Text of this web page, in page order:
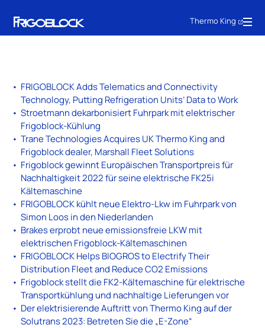
Thermo King
FRIGOBLOCK Adds Telematics and Connectivity
Technology, Putting Refrigeration Units’ Data to Work
Stroetmann dekarbonisiert Fuhrpark mit elektrischer
Frigoblock-Kühlung
Trane Technologies Acquires UK Thermo King and
Frigoblock dealer, Marshall Fleet Solutions
Frigoblock gewinnt Europäischen Transportpreis für
Nachhaltigkeit 2022 für seine elektrische FK25i
Kältemaschine
FRIGOBLOCK kühlt neue Elektro-Lkw im Fuhrpark von
Simon Loos in den Niederlanden
Brakes erprobt neue emissionsfreie LKW mit
elektrischen Frigoblock-Kältemaschinen
FRIGOBLOCK Helps BIOGROS to Electrify Their
Distribution Fleet and Reduce CO2 Emissions
Frigoblock stellt die FK2-Kältemaschine für elektrische
Transportkühlung und nachhaltige Lieferungen vor
Der elektrisierende Auftritt von Thermo King auf der
Solutrans 2023: Betreten Sie die „E-Zone“